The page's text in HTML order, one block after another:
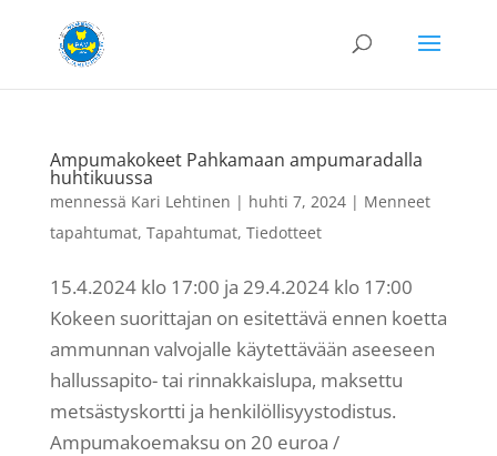
Ampumakokeet Pahkamaan ampumaradalla
huhtikuussa
mennessä Kari Lehtinen | huhti 7, 2024| Menneet
tapahtumat, Tapahtumat, Tiedotteet
15.4.2024 klo 17:00 ja 29.4.2024 klo 17:00
Kokeen suorittajan on esitettävä ennen koetta
ammunnan valvojalle käytettävään aseeseen
hallussapito- tai rinnakkaislupa, maksettu
metsästyskortti ja henkilöllisyystodistus.
Ampumakoemaksu on 20 euroa /